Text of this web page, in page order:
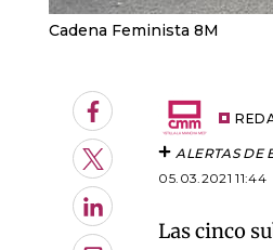
Cadena Feminista 8M
Facebook
Twitter
LinkedIn
ALERTAS DE
05.03.2021 11:44
Las cinco